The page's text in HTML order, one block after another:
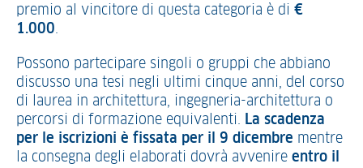
premio al vincitore di questa categoria è di €
1.000.
Possono partecipare singoli o gruppi che abbiano
discusso una tesi negli ultimi cinque anni, del corso
di laurea in architettura, ingegneria-architettura o
percorsi di formazione equivalenti. La scadenza
per le iscrizioni è fissata per il 9 dicembre mentre
la consegna degli elaborati dovrà avvenire entro il